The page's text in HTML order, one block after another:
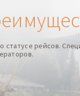
статусе рейсов.